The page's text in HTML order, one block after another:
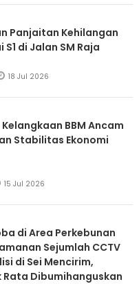
Panjaitan Kehilangan
di Jalan SM Raja
18 Jul 2026
Kelangkaan BBM Ancam
Stabilitas Ekonomi
15 Jul 2026
di Area Perkebunan
Sejumlah CCTV
di Sei Mencirim,
Rata Dibumihanguskan